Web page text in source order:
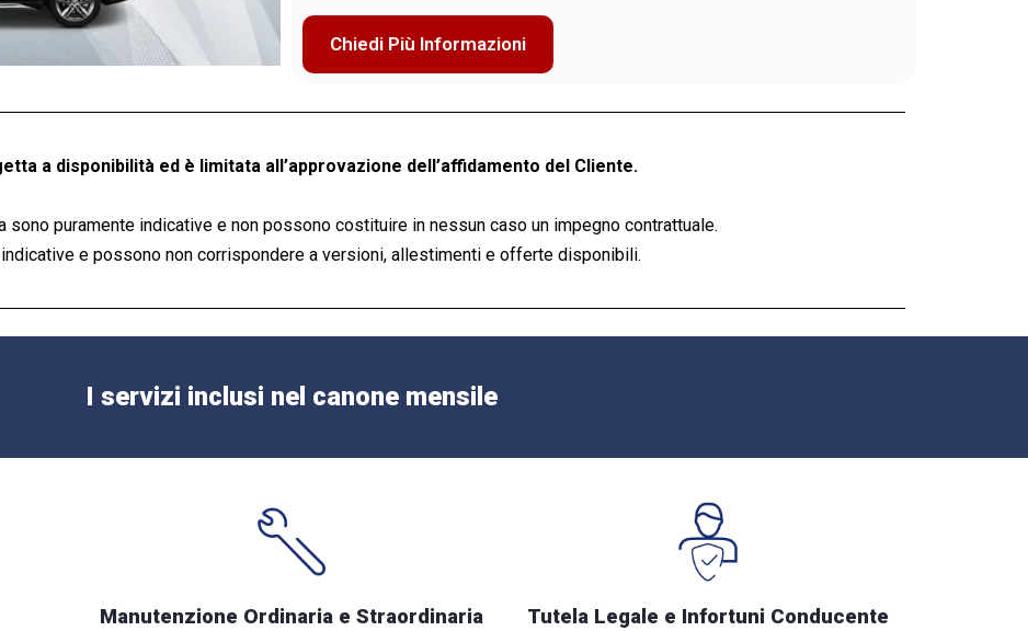
Chiedi Più Informazioni
a disponibilità ed è limitata all’approvazione dell’affidamento del Cliente.
sono puramente indicative e non possono costituire in nessun caso un impegno contrattuale.
e possono non corrispondere a versioni, allestimenti e offerte disponibili.
I servizi inclusi nel canone mensile
Manutenzione Ordinaria e Straordinaria Tutela Legale e Infortuni Conducente